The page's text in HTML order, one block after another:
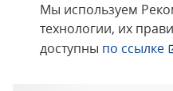
Мы используем
технологии, их
доступны по ссылке